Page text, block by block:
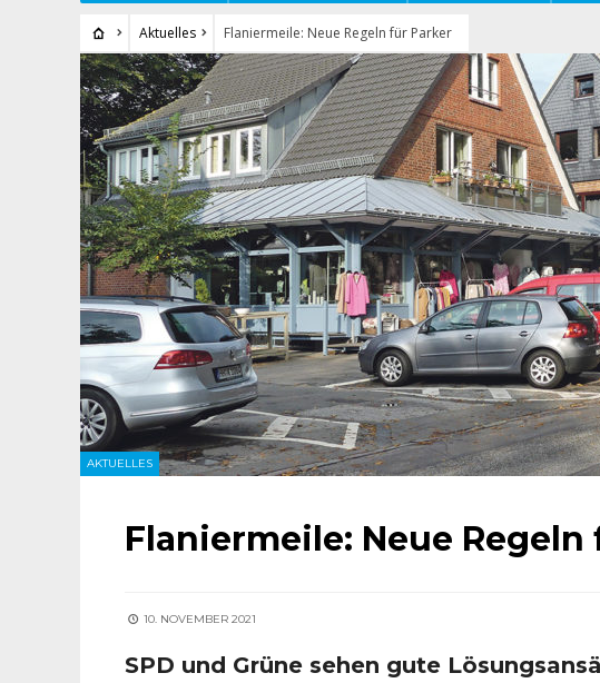
Aktuelles Flaniermeile: Neue Regeln für Parker
AKTUELLES
Flaniermeile: Neue Regeln
10. NOVEMBER 2021
SPD und Grüne sehen gute